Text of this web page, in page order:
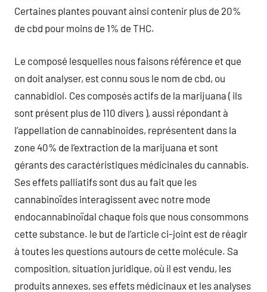
Certaines plantes pouvant ainsi contenir plus de 20%
de cbd pour moins de 1% de THC.
Le composé lesquelles nous faisons référence et que
on doit analyser, est connu sous le nom de cbd, ou
cannabidiol. Ces composés actifs de la marijuana ( ils
sont présent plus de 110 divers ), aussi répondant à
l’appellation de cannabinoides, représentent dans la
zone 40% de l’extraction de la marijuana et sont
gérants des caractéristiques médicinales du cannabis.
Ses effets palliatifs sont dus au fait que les
cannabinoïdes interagissent avec notre mode
endocannabinoïdal chaque fois que nous consommons
cette substance. le but de l’article ci-joint est de réagir
à toutes les questions autours de cette molécule. Sa
composition, situation juridique, où il est vendu, les
produits annexes, ses effets médicinaux et les analyses